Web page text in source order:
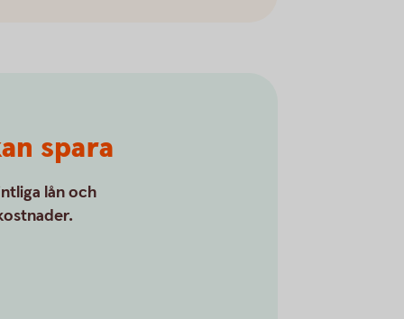
spara
lån och